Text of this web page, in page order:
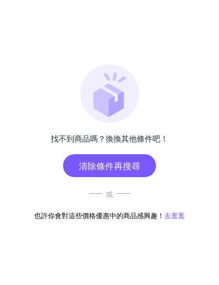
找不到商品嗎？換換其他條件吧！
清除條件再搜尋
或
也許你會對這些價格優惠中的商品感興趣！ 去逛逛